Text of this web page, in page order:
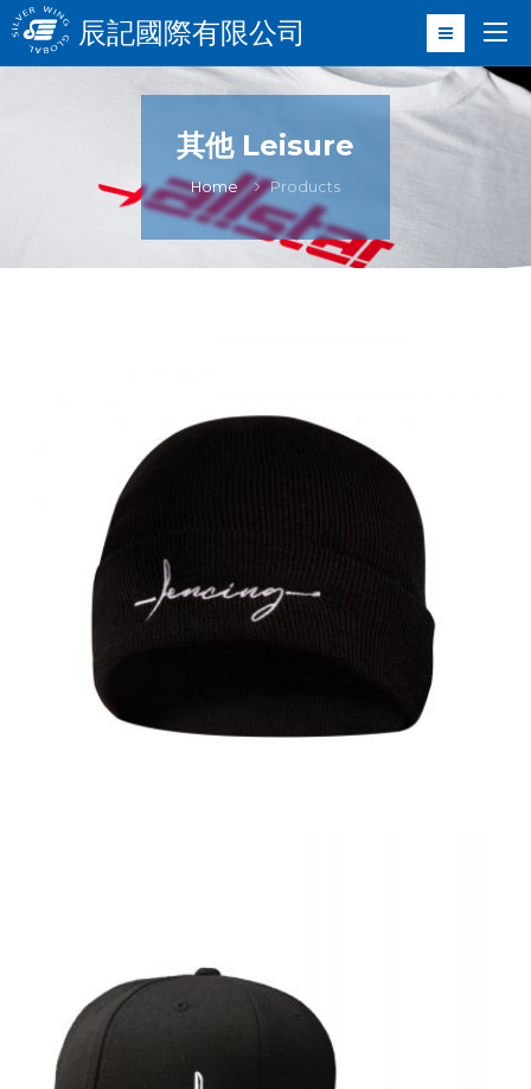
辰記國際有限公司
其他 Leisure
Home Products